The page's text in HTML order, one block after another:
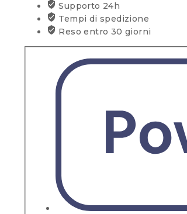
12000
Inverter
A++
R-
quantità
Supporto 24h
Tempi di spedizione
Reso entro 30 giorni